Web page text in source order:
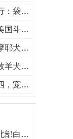
仅居
犬上
第四
第一
猫狗
牛仅